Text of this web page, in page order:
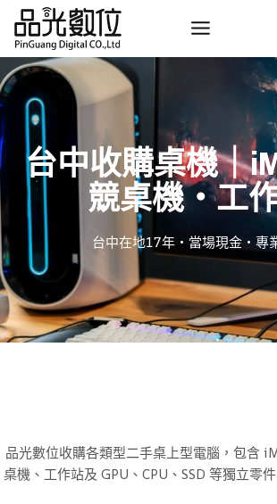
Skip
content
台中收購桌機｜
競桌機・工
台中在地17年・當場現金・專
品光數位收購各類型二手桌上型電腦，包含
桌機、工作站及 GPU、CPU、SSD 等獨立零